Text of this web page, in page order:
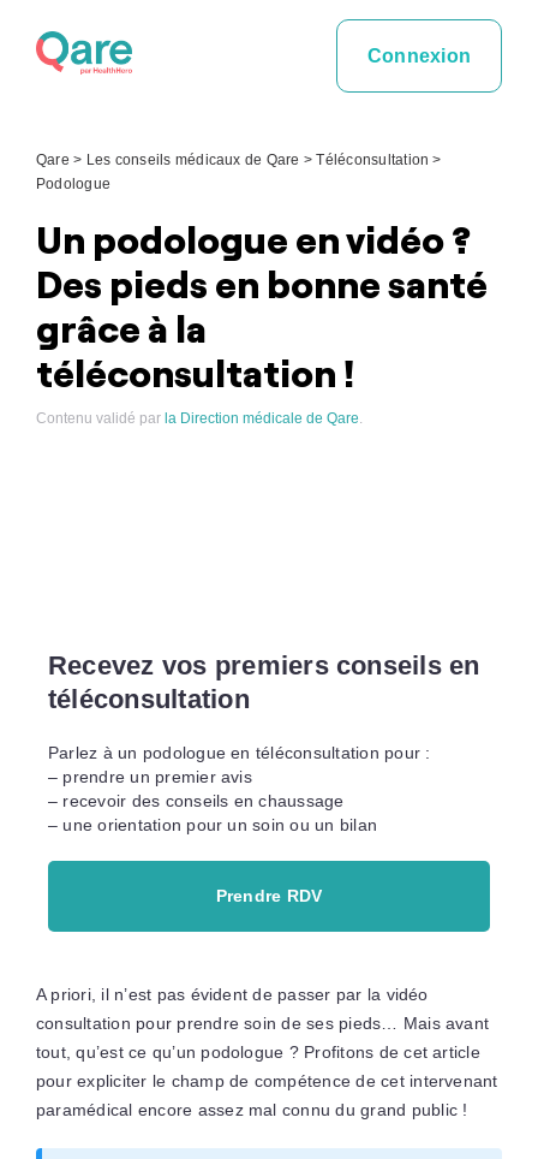
Connexion
Qare > Les conseils médicaux de Qare >Téléconsultation >
Podologue
Un podologue en vidéo ?
Des pieds en bonne santé
grâce à la
téléconsultation !
Contenu validé par la Direction médicale de Qare.
Recevez vos premiers conseils en
téléconsultation
Parlez à un podologue en téléconsultation pour :
– prendre un premier avis
– recevoir des conseils en chaussage
– une orientation pour un soin ou un bilan
Prendre RDV
A priori, il n’est pas évident de passer par la vidéo
consultation pour prendre soin de ses pieds… Mais avant
tout, qu’est ce qu’un podologue ? Profitons de cet article
pour expliciter le champ de compétence de cet intervenant
paramédical encore assez mal connu du grand public !